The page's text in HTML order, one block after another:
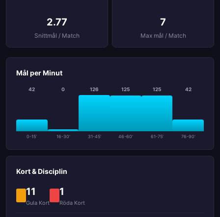
2.77
Snittmål / Match
7
Max mål / Match
Mål per Minut
42
0-15'
0
16-30'
126
31-45'
125
46-60'
125
61-75'
42
76-90'
Kort & Disciplin
11
Gula Kort
1
Röda Kort